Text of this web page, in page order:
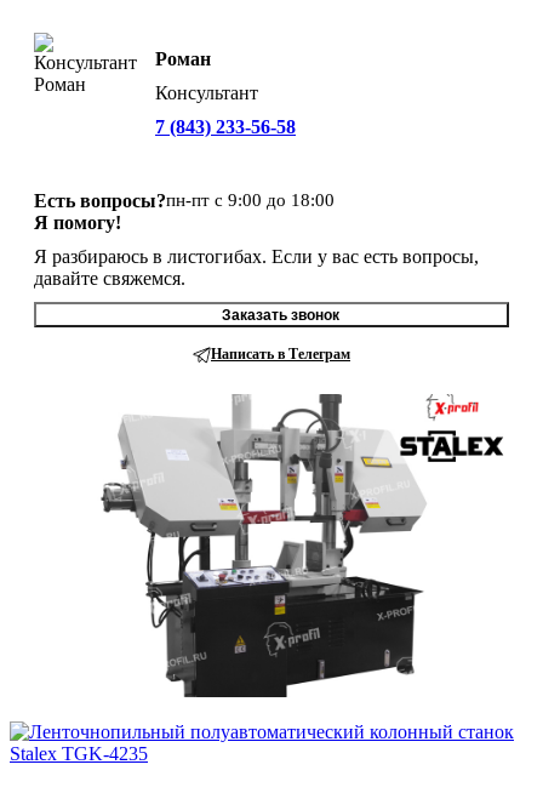
Роман
Консультант
7 (843) 233-56-58
Есть вопросы?
Я помогу!
пн-пт с 9:00 до 18:00
Я разбираюсь в листогибах. Если у вас есть вопросы,
давайте свяжемся.
Заказать звонок
Написать в Телеграм